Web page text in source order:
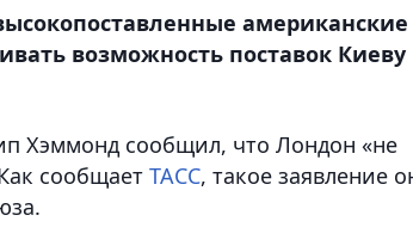
американские
возможность поставок Киеву
Хэммонд сообщил, что Лондон «не
сообщает ТАСС, такое заявление